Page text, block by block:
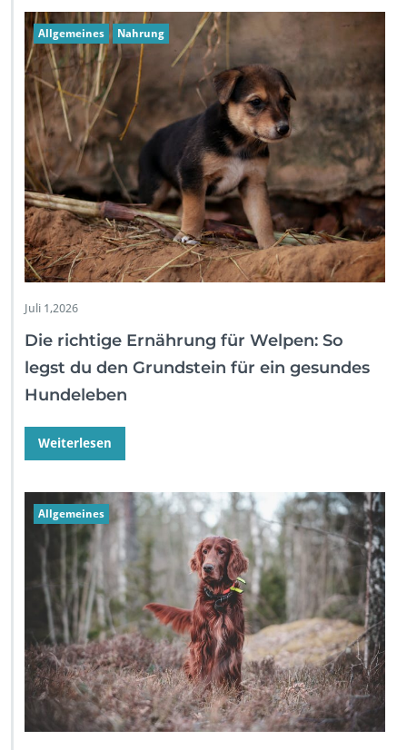
Allgemeines Nahrung
Juli 1,2026
Die richtige Ernährung für Welpen: So
legst du den Grundstein für ein gesundes
Hundeleben
Weiterlesen
Allgemeines